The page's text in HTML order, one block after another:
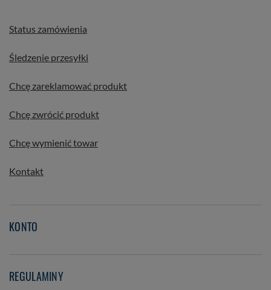
Status zamówienia
Śledzenie przesyłki
Chcę zareklamować produkt
Chcę zwrócić produkt
Chcę wymienić towar
Kontakt
KONTO
REGULAMINY